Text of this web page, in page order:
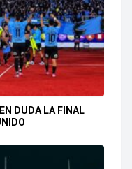
DUDA LA FINAL